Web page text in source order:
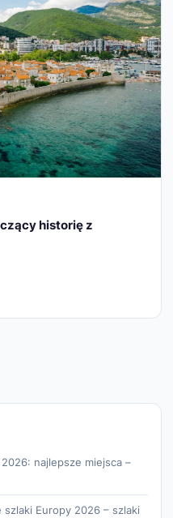
historię z
najlepsze miejsca –
Europy 2026 – szlaki